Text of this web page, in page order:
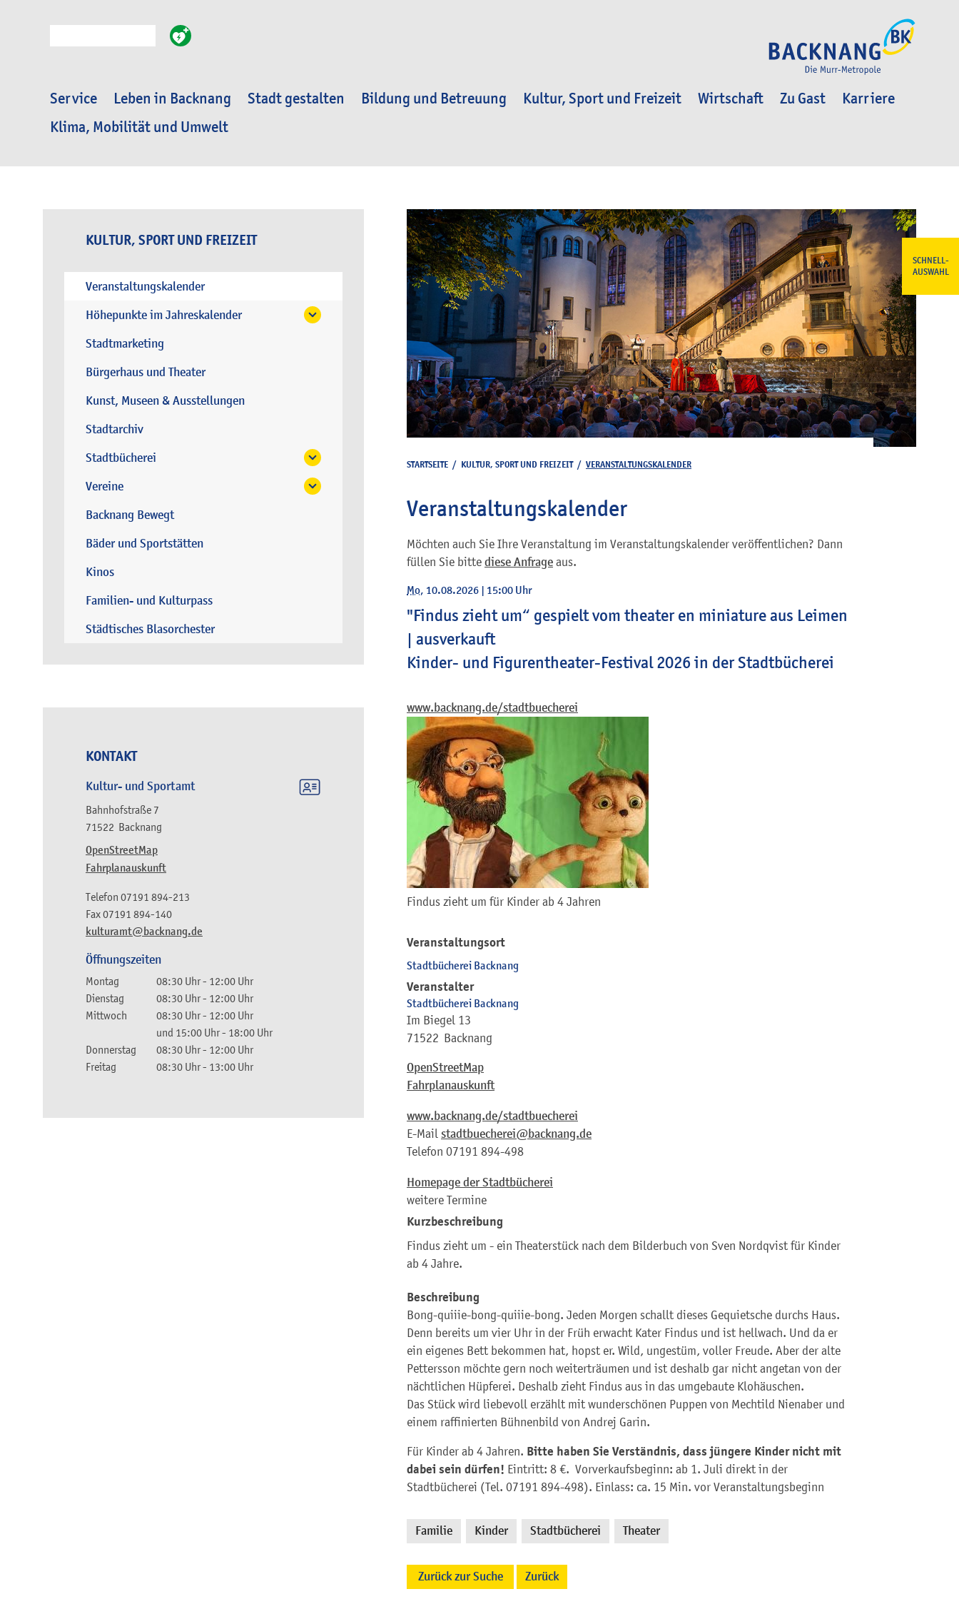
Service Leben in Backnang Stadt gestalten Bildung und Betreuung Kultur, Sport und Freizeit Wirtschaft Zu Gast
Karriere
Klima, Mobilität und Umwelt
SCHNELL-
AUSWAHL
KULTUR, SPORT UND FREIZEIT
Veranstaltungskalender
Höhepunkte im Jahreskalender
Stadtmarketing
Bürgerhaus und Theater
Kunst, Museen & Ausstellungen
Stadtarchiv
Stadtbücherei
Vereine
Backnang Bewegt
Bäder und Sportstätten
Kinos
Familien- und Kulturpass
Städtisches Blasorchester
KONTAKT
Kultur- und Sportamt
Bahnhofstraße 7
71522 Backnang
OpenStreetMap
Fahrplanauskunft
kulturamt@backnang.de
Telefon 07191 894-213
Fax07191 894-140
Öffnungszeiten
Montag 08:30 Uhr- 12:00 Uhr
Dienstag
08:30 Uhr- 12:00 Uhr
Mittwoch
08:30 Uhr- 12:00 Uhr
und 15:00 Uhr- 18:00 Uhr
Donnerstag
08:30 Uhr- 12:00 Uhr
Freitag
08:30 Uhr- 13:00 Uhr
STARTSEITE / KULTUR, SPORT UND FREIZEIT/ VERANSTALTUNGSKALENDER
Veranstaltungskalender
Möchten auch Sie Ihre Veranstaltung im Veranstaltungskalender veröffentlichen? Dann
füllen Sie bitte diese Anfrage aus.
Mo, 10.08.2026 | 15:00 Uhr
"Findus zieht um“ gespielt vom theater en miniature aus Leimen
| ausverkauft
Kinder- und Figurentheater-Festival 2026 in der Stadtbücherei
www.backnang.de/stadtbuecherei
Findus zieht um für Kinder ab 4 Jahren
Veranstaltungsort
Stadtbücherei Backnang
Veranstalter
Stadtbücherei Backnang
Im Biegel 13
71522 Backnang
OpenStreetMap
Fahrplanauskunft
www.backnang.de/stadtbuecherei
E-Mail stadtbuecherei@backnang.de
Telefon 07191 894-498
Homepage der Stadtbücherei
weitere Termine
Kurzbeschreibung
Findus zieht um - ein Theaterstück nach dem Bilderbuch von Sven Nordqvist für Kinder
ab 4 Jahre.
Beschreibung
Bong-quiiie-bong-quiiie-bong. Jeden Morgen schallt dieses Gequietsche durchs Haus.
Denn bereits um vier Uhr in der Früh erwacht Kater Findus und ist hellwach. Und da er
ein eigenes Bett bekommen hat, hopst er. Wild, ungestüm, voller Freude. Aber der alte
Pettersson möchte gern noch weiterträumen und ist deshalb gar nicht angetan von der
nächtlichen Hüpferei. Deshalb zieht Findus aus in das umgebaute Klohäuschen.
Das Stück wird liebevoll erzählt mit wunderschönen Puppen von Mechtild Nienaber und
einem raffinierten Bühnenbild von Andrej Garin.
Für Kinder ab 4 Jahren. Bitte haben Sie Verständnis, dass jüngere Kinder nicht mit
dabei sein dürfen! Eintritt: 8 €. Vorverkaufsbeginn: ab 1. Juli direkt in der
Stadtbücherei (Tel. 07191 894-498). Einlass: ca. 15 Min. vor Veranstaltungsbeginn
Familie Kinder Stadtbücherei Theater
Zurück zur Suche Zurück